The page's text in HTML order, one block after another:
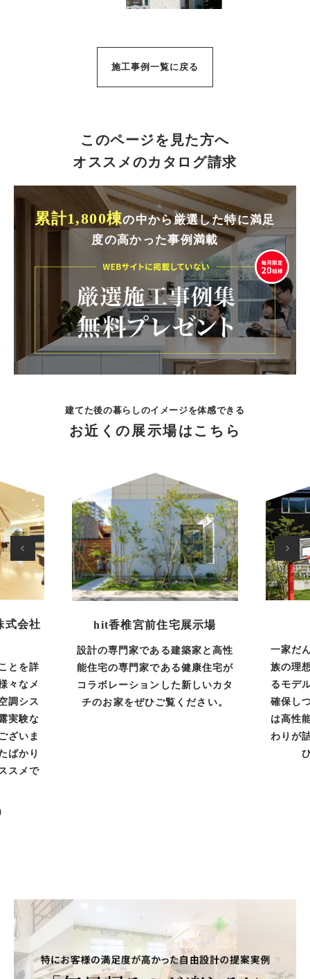
施工事例一覧に戻る
このページを見た方へ
オススメのカタログ請求
累計1,800棟の中から厳選した特に満足
度の高かった事例満載
建てた後の暮らしのイメージを体感できる
お近くの展示場はこちら
式会社
とを詳
々なメ
調シス
実験な
ざいま
ばかり
スメで
hit香椎宮前住宅展示場
設計の専門家である建築家と高性
能住宅の専門家である健康住宅が
コラボレーションした新しいカタ
チのお家をぜひご覧ください。
一家だ
族の理
るモデ
確保し
は高性
わりが